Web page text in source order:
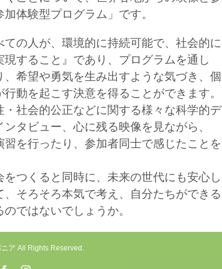
体験型プログラム」です。
の人が、環境的に持続可能で、社会的に
すること』であり、プログラムを通し
希望や勇気を生み出すような気づき、個
動を起こす決意を得ることができます。
社会的公正などに関する様々な科学的デ
タビュー、心に残る映像を見ながら、
を行ったり、参加者同士で感じたことを
つくると同時に、未来の世代にも安心し
そろそろ本気で考え、自分たちができる
ではないでしょうか。
ア All Rights Reserved.